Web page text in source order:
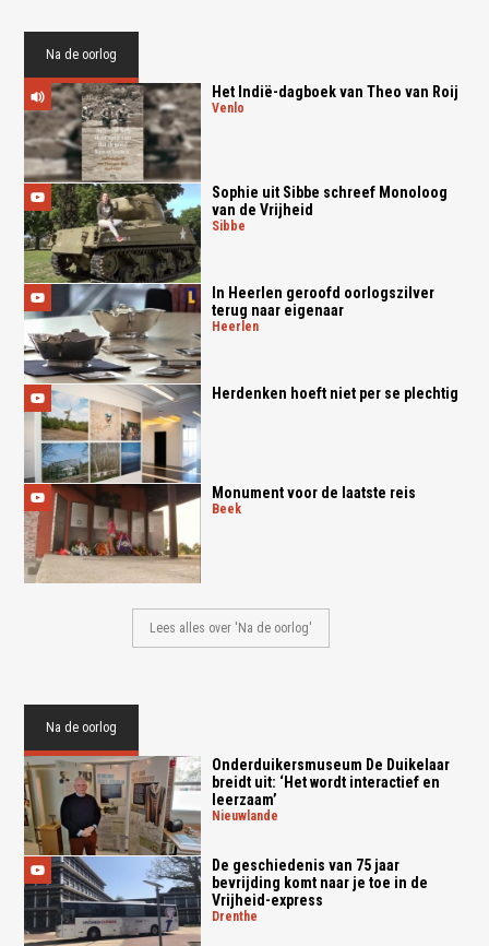
Na de oorlog
Het Indië-dagboek van Theo van Roij
venlo
Sophie uit Sibbe schreef Monoloog
van de Vrijheid
sibbe
In Heerlen geroofd oorlogszilver
terug naar eigenaar
heerlen
Herdenken hoeft niet per se plechtig
Monument voor de laatste reis
beek
Lees alles over 'Na de oorlog'
Na de oorlog
Onderduikersmuseum De Duikelaar
breidt uit: ‘Het wordt interactief en
leerzaam’
nieuwlande
De geschiedenis van 75 jaar
bevrijding komt naar je toe in de
Vrijheid-express
drenthe